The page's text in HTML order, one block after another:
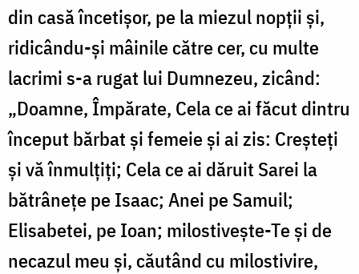
din casă încetișor, pe la miezul nopții și,
ridicându-și mâinile către cer, cu multe
lacrimi s-a rugat lui Dumnezeu, zicând:
„Doamne, Împărate, Cela ce ai făcut dintru
început bărbat și femeie și ai zis: Creșteți
și vă înmulțiți; Cela ce ai dăruit Sarei la
bătrânețe pe Isaac; Anei pe Samuil;
Elisabetei, pe Ioan; milostivește-Te și de
necazul meu și, căutând cu milostivire,